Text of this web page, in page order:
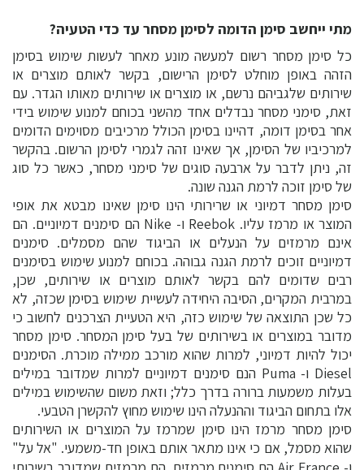
מתי ייחשב סימן הדומה לסימן מסחר עד כדי הטעיה?
כל סימן מסחר רשום למעשה מונע מאחר לעשות שימוש בסימן
הזהה באופן מוחלט לסימן הרישום, בקשר לאותם מוצרים או
שירותים שלגביהם נרשם, או מוצרים או שירותים מאותו הגדר. עם
זאת, סימני מסחר נבדלים אחד מהשני בכוחם למנוע שימוש בידי
אחר בסימן דומה, דהיינו בסימן הכולל מרכיבים מסוימים הדומים
למרכיביו של הסימן, אך שאינו זהה לגמרי לסימן הרשום. בהקשר
זה, ניתן לדבר על ארבעה סוגים של סימני מסחר, כאשר כל סוג
של סימן זוכה לרמת הגנה שונה.
סימן מסחר דמיוני או שרירותי הינו סימן שאינו מבטא את אופי
המוצר או מרמז עליו. Reebok ו- Nike הם סימנים דמיוניים. הם
אינם מרמזים על הנעלים או הביגוד שהם מסמלים. סימנים
דמיוניים זוכים לרמת הגנה גבוהה. בכוחם למנוע שימוש בסימנים
רבים שדומים להם בקשר לאותם מוצרים או שירותים, שכן,
במרבית המקרים, הסיבה היחידה לעשיית שימוש בסימן שכזה, לא
כל שכן התוצאה של שימוש כזה, היא הטעיית הצרכנים לחשוב כי
מדובר במוצרים או בשירותים של בעל סימן המסחר. סימן מסחר
יכול להיות דמיוני, למרות שהוא מורכב ממילה מוכרת. הסימנים
Diesel ו- Puma הנם סימנים דמיוניים למרות שמדובר במילים
בעלות משמעות ברורה בדרך כלל; וזאת משום שהשימוש במילים
אלו בתחום הביגוד וההנעלה הינו שימוש מחוץ להקשרן הטבעי.
סימן מסחר מרמז הינו סימן שמרמז על המוצרים או השירותים
שהוא מסמל, אם כי אינו מתאר אותם באופן חד-משמעי. "אל על"